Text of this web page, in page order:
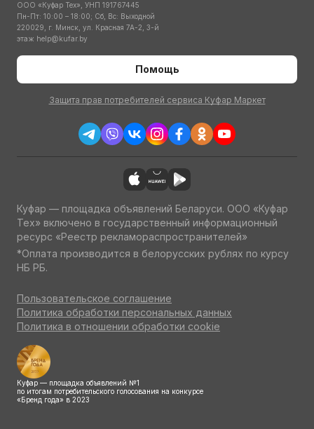
ООО «Куфар Тех», УНП 191767445
Пн-Пт: 10:00 – 18:00; Сб, Вс: Выходной
220029, г. Минск, ул. Красная 7А-2, 3-й
этаж help@kufar.by
Помощь
Защита прав потребителей сервиса Куфар Маркет
Куфар — площадка объявлений Беларуси. ООО «Куфар
Тех» включено в государственный информационный
ресурс «Реестр рекламораспространителей»
*Оплата производится в белорусских рублях по курсу
НБ РБ.
Пользовательское соглашение
Политика обработки персональных данных
Политика в отношении обработки cookie
Куфар — площадка объявлений №1
по итогам потребительского голосования на конкурсе
«Бренд года» в 2023